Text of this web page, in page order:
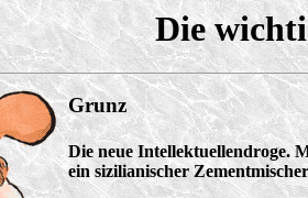
Die
Grunz
Die neue Intellektuellendroge.
ein sizilianischer